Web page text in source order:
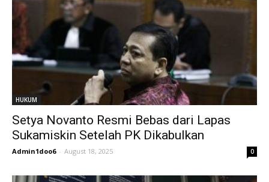
HUKUM
Setya Novanto Resmi Bebas dari Lapas
Sukamiskin Setelah PK Dikabulkan
Admin1doo6 - August 18, 2025 0